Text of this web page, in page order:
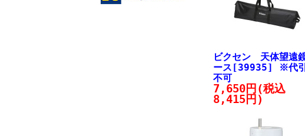
ビクセン 天体望遠
ース[39935] ※代
不可
7,650円(税込
8,415円)